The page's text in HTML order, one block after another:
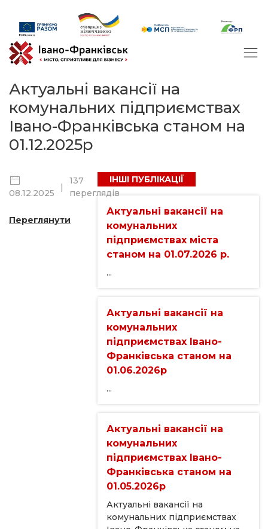
Актуальні вакансії на
комунальних підприємствах
Івано-Франківська станом на
01.12.2025р
08.12.2025
|
137
переглядів
Переглянути
ІНШІ ПУБЛІКАЦІЇ
Актуальні вакансії на
комунальних
підприємствах міста
станом на 01.07.2026 р.
...
Актуальні вакансії на
комунальних
підприємствах Івано-
Франківська станом на
01.06.2026р
...
Актуальні вакансії на
комунальних
підприємствах Івано-
Франківська станом на
01.05.2026р
Актуальні вакансії на
комунальних підприємствах